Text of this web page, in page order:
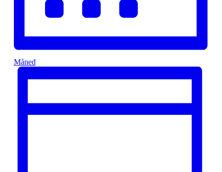
Måned